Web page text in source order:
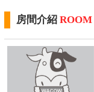
房間介紹 ROOM